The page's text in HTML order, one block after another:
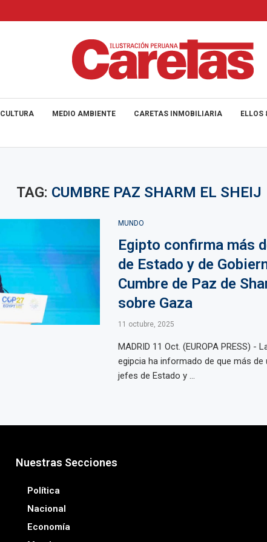
CULTURA MEDIO AMBIENTE CARETAS INMOBILIARIA ELLOS
TAG: CUMBRE PAZ SHARM EL SHEIJ
MUNDO
Egipto confirma más
de Estado y de
Cumbre de Paz de
sobre Gaza
11 octubre, 2025
MADRID 11 Oct. (EUROPA PRESS) -
egipcia ha informado de que más de
jefes de Estado y ...
Nuestras Secciones
Política
Nacional
Economía